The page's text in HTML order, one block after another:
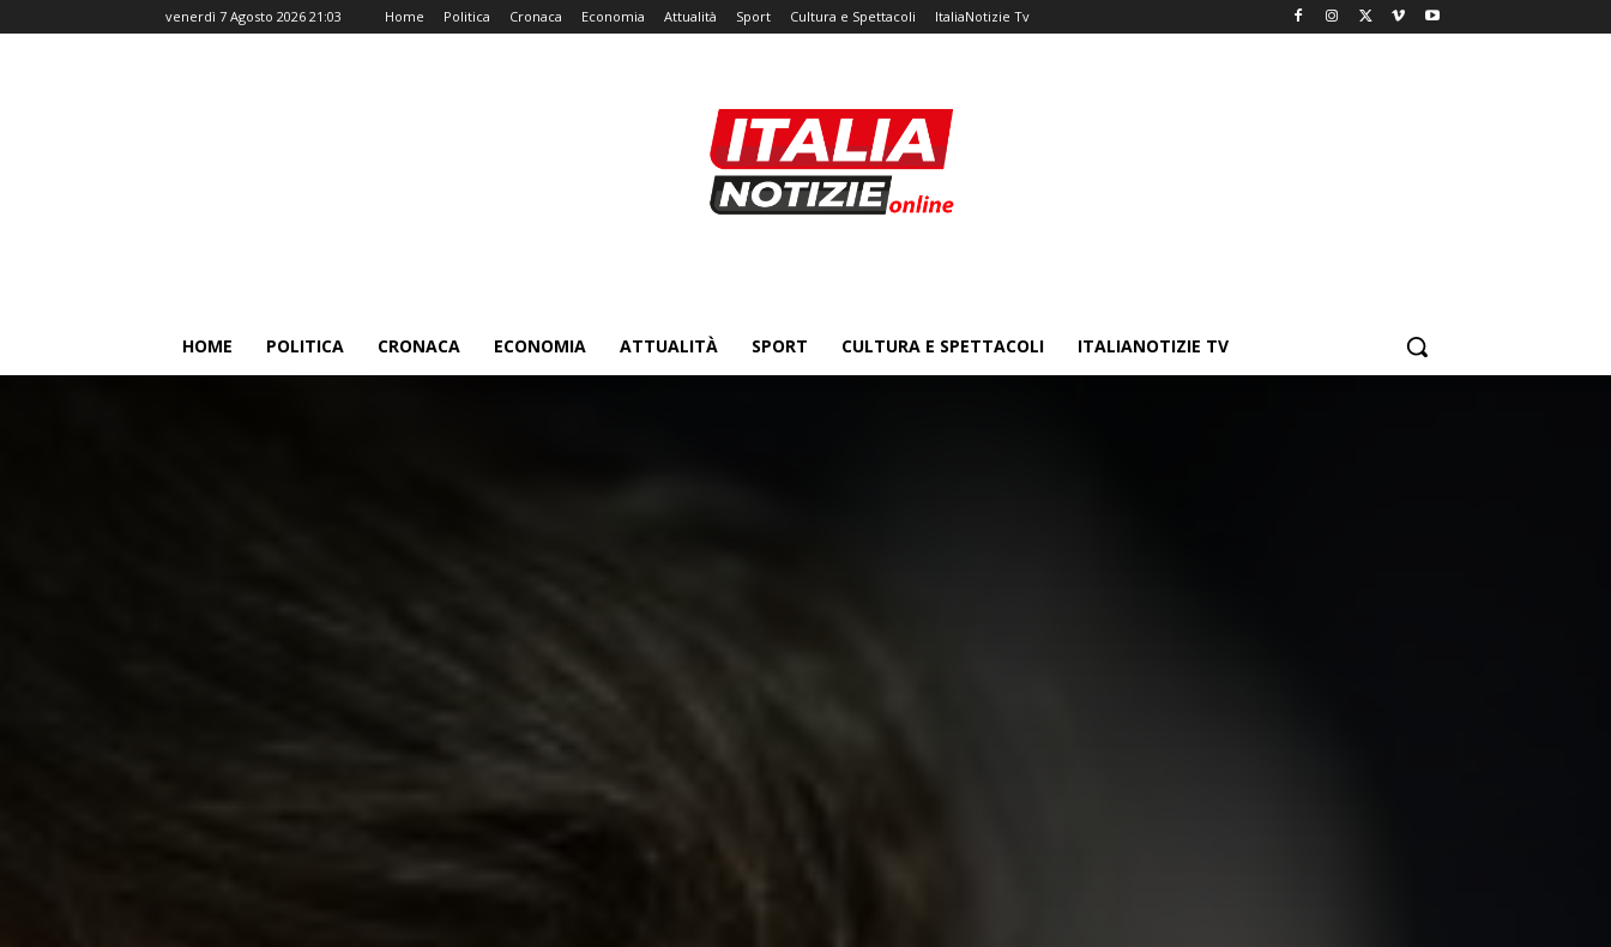
venerdì 7 Agosto 2026 21:03 Home Politica Cronaca Economia Attualità Sport Cultura e Spettacoli ItaliaNotizie Tv
HOME POLITICA CRONACA ECONOMIA ATTUALITÀ SPORT CULTURA E SPETTACOLI ITALIANOTIZIE TV